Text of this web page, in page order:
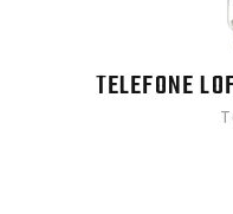
TELEFONE